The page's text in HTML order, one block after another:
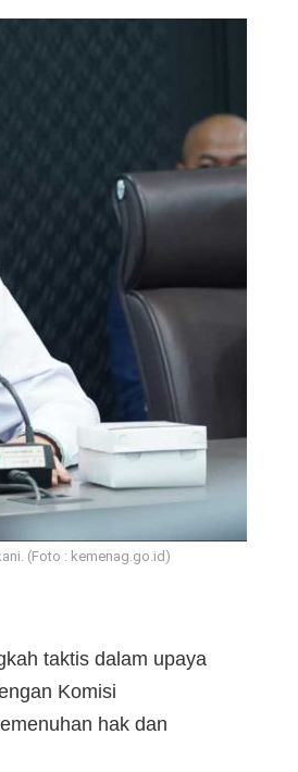
(Foto : kemenag.go.id)
taktis dalam upaya
Komisi
hak dan